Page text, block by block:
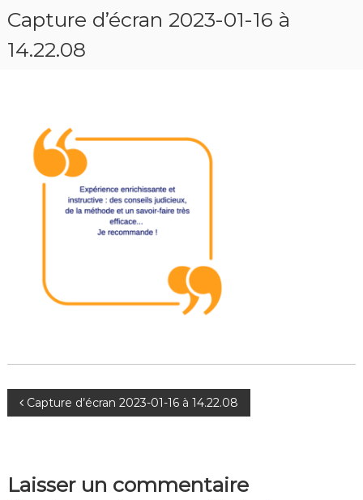
Capture d’écran 2023-01-16 à
14.22.08
Capture d’écran 2023-01-16 à 14.22.08
Laisser un commentaire